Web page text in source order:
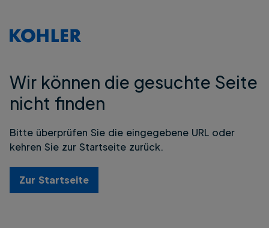
Wir können die gesuchte Seite
nicht finden
Bitte überprüfen Sie die eingegebene URL oder
kehren Sie zur Startseite zurück.
Zur Startseite